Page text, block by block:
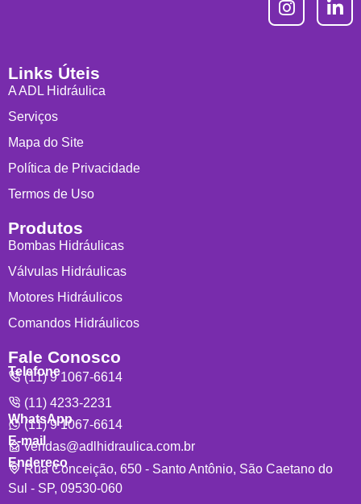
Links Úteis
A ADL Hidráulica
Serviços
Mapa do Site
Política de Privacidade
Termos de Uso
Produtos
Bombas Hidráulicas
Válvulas Hidráulicas
Motores Hidráulicos
Comandos Hidráulicos
Fale Conosco
Telefone
(11) 9 1067-6614
(11) 4233-2231
WhatsApp
(11) 9 1067-6614
E-mail
vendas@adlhidraulica.com.br
Endereço
Rua Conceição, 650 - Santo Antônio, São Caetano do
Sul - SP, 09530-060